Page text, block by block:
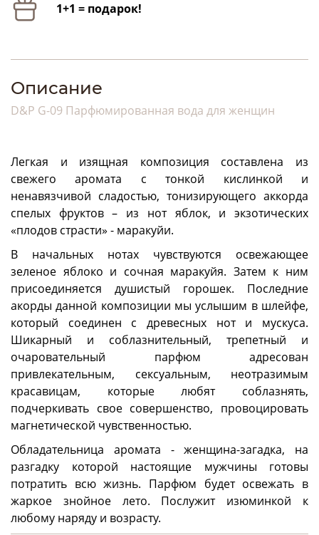
1+1 = подарок!
Описание
D&P G-09 Парфюмированная вода для женщин
Легкая и изящная композиция составлена из
свежего аромата с тонкой кислинкой и
ненавязчивой сладостью, тонизирующего аккорда
спелых фруктов – из нот яблок, и экзотических
«плодов страсти» - маракуйи.
В начальных нотах чувствуются освежающее
зеленое яблоко и сочная маракуйя. Затем к ним
присоединяется душистый горошек. Последние
акорды данной композиции мы услышим в шлейфе,
который соединен с древесных нот и мускуса.
Шикарный и соблазнительный, трепетный и
очаровательный парфюм адресован
привлекательным, сексуальным, неотразимым
красавицам, которые любят соблазнять,
подчеркивать свое совершенство, провоцировать
магнетической чувственностью.
Обладательница аромата - женщина-загадка, на
разгадку которой настоящие мужчины готовы
потратить всю жизнь. Парфюм будет освежать в
жаркое знойное лето. Послужит изюминкой к
любому наряду и возрасту.